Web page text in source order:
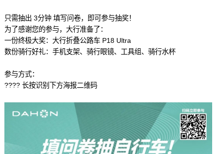
只需抽出 3分钟 填写问卷，即可参与抽奖！
为了感谢您的参与，大行准备了：
一份终极大奖：大行折叠公路车 P18 Ultra
数份骑行好礼：手机支架、骑行眼镜、工具组、骑行水杯
参与方式：
???? 长按识别下方海报二维码